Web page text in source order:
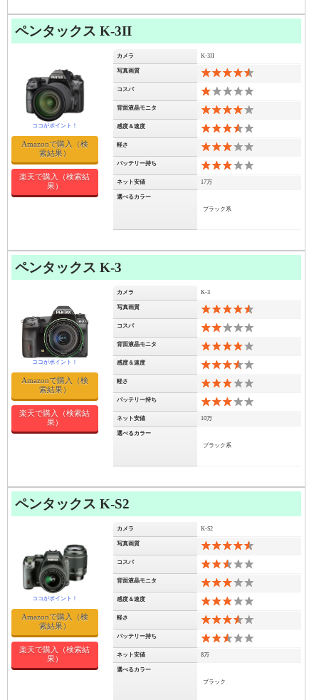
ペンタックス K-3II
カメラ K-3II
写真画質
コスパ
背面液晶モニタ
感度＆速度
軽さ
バッテリー持ち
ネット安値 17万
選べるカラー
ブラック系
Amazonで購入（検
索結果）
楽天で購入（検索結
果）
ペンタックス K-3
カメラ K-3
写真画質
コスパ
背面液晶モニタ
感度＆速度
軽さ
バッテリー持ち
ネット安値 10万
選べるカラー
ブラック系
Amazonで購入（検
索結果）
楽天で購入（検索結
果）
ペンタックス K-S2
カメラ K-S2
写真画質
コスパ
背面液晶モニタ
感度＆速度
軽さ
バッテリー持ち
ネット安値 8万
選べるカラー
ブラック
Amazonで購入（検
索結果）
楽天で購入（検索結
果）